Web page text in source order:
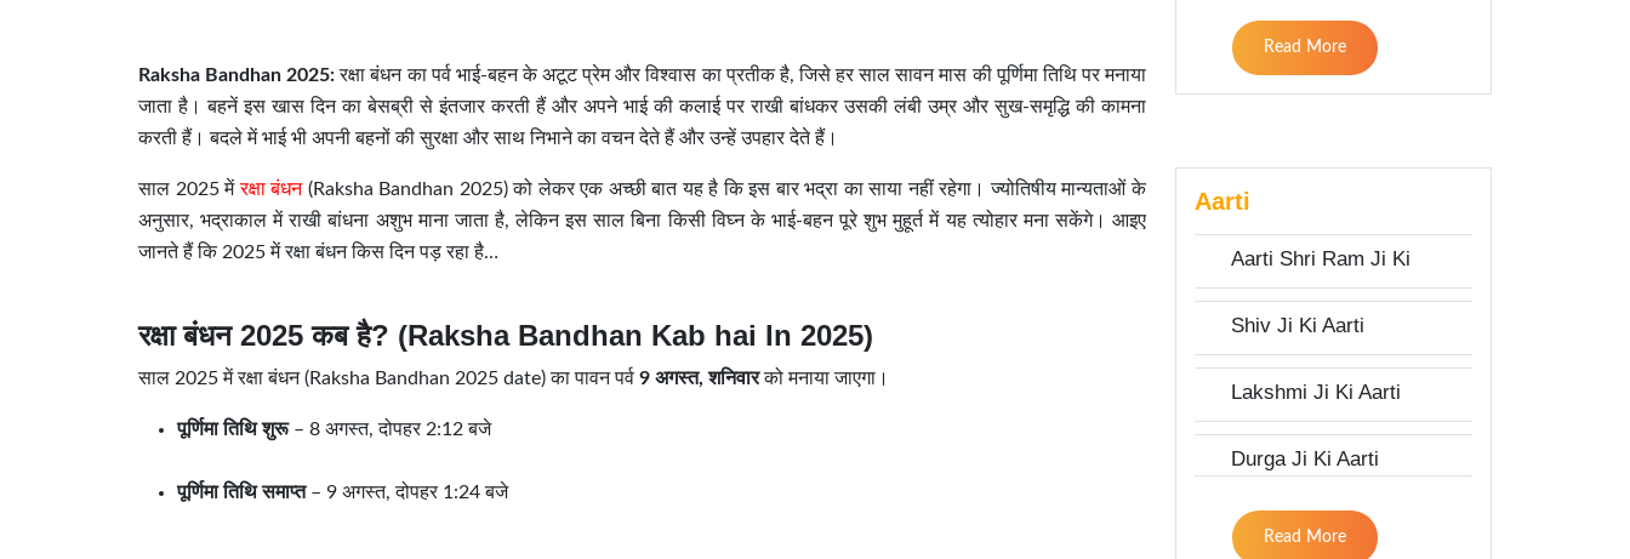
Raksha Bandhan 2025:रक्षा बंधन का पर्व भाई-बहन के अटूट प्रेम और विश्वास का प्रतीक है, जिसे हर साल सावन मास की पूर्णिमा तिथि पर मनाया
जाता है। बहनें इस खास दिन का बेसब्री से इंतजार करती हैं और अपने भाई की कलाई पर राखी बांधकर उसकी लंबी उम्र और सुख-समृद्धि की कामना
करती हैं। बदले में भाई भी अपनी बहनों की सुरक्षा और साथ निभाने का वचन देते हैं और उन्हें उपहार देते हैं।
साल 2025 मेंरक्षा बंधन(Raksha Bandhan 2025) को लेकर एक अच्छी बात यह है कि इस बार भद्रा का साया नहीं रहेगा। ज्योतिषीय मान्यताओं के
अनुसार, भद्राकाल में राखी बांधना अशुभ माना जाता है, लेकिन इस साल बिना किसी विघ्न के भाई-बहन पूरे शुभ मुहूर्त में यह त्योहार मना सकेंगे। आइए
जानते हैं कि 2025 में रक्षा बंधन किस दिन पड़ रहा है…
रक्षा बंधन 2025 कब है? (Raksha Bandhan Kab hai In 2025)
साल 2025 में रक्षा बंधन (Raksha Bandhan 2025 date) का पावन पर्व 9 अगस्त, शनिवारको मनाया जाएगा।
पूर्णिमा तिथि शुरू– 8 अगस्त, दोपहर 2:12 बजे
पूर्णिमा तिथि समाप्त– 9 अगस्त, दोपहर 1:24 बजे
Read More
Aarti
Aarti Shri Ram Ji Ki
Shiv Ji Ki Aarti
Lakshmi Ji Ki Aarti
Durga Ji Ki Aarti
Read More